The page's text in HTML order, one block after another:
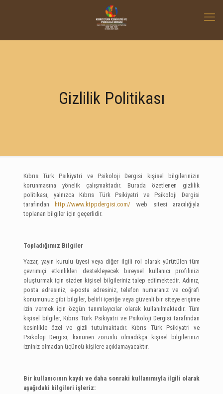
Gizlilik Politikası
Kıbrıs Türk Psikiyatri ve Psikoloji Dergisi kişisel bilgilerinizin
korunmasına yönelik çalışmaktadır. Burada özetlenen gizlilik
politikası, yalnızca Kıbrıs Türk Psikiyatri ve Psikoloji Dergisi
tarafından
http://www.ktppdergisi.com/ web sitesi aracılığıyla
toplanan bilgiler için geçerlidir.
Topladığımız Bilgiler
Yazar, yayın kurulu üyesi veya diğer ilgili rol olarak yürütülen tüm
çevrimiçi etkinlikleri destekleyecek bireysel kullanıcı profilinizi
oluşturmak için sizden kişisel bilgileriniz talep edilmektedir. Adınız,
posta adresiniz, e-posta adresiniz, telefon numaranız ve coğrafi
konumunuz gibi bilgiler, belirli içeriğe veya güvenli bir siteye erişime
izin vermek için özgün tanımlayıcılar olarak kullanılmaktadır. Tüm
kişisel bilgiler, Kıbrıs Türk Psikiyatri ve Psikoloji Dergisi tarafından
kesinlikle özel ve gizli tutulmaktadır. Kıbrıs Türk Psikiyatri ve
Psikoloji Dergisi, kanunen zorunlu olmadıkça kişisel bilgilerinizi
izniniz olmadan üçüncü kişilere açıklamayacaktır.
Bir kullanıcının kaydı ve daha sonraki kullanımıyla ilgili olarak
aşağıdaki bilgileri işleriz: